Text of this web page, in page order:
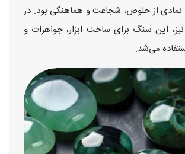
از خلوص، شجاعت و هماهنگی بود. در
این سنگ برای ساخت ابزار، جواهرات و
می‌شد.